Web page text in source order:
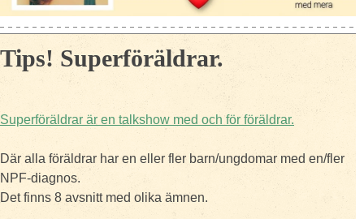
Tips! Superföräldrar.
Superföräldrar är en talkshow med och för föräldrar.
Där alla föräldrar har en eller fler barn/ungdomar med en/fler
NPF-diagnos.
Det finns 8 avsnitt med olika ämnen.